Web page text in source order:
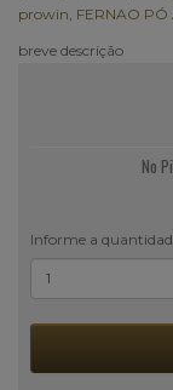
prowin FERNAO PÓ
breve descrição
No
Informe a